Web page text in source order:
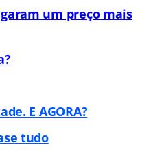
um preço mais
E AGORA?
tudo